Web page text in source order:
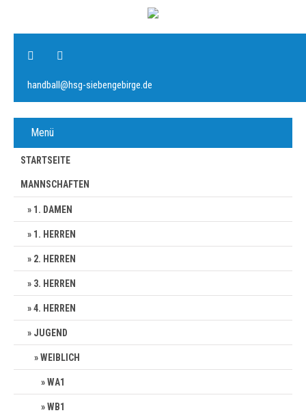
handball@hsg-siebengebirge.de
Menü
STARTSEITE
MANNSCHAFTEN
1. DAMEN
1. HERREN
2. HERREN
3. HERREN
4. HERREN
JUGEND
WEIBLICH
WA1
WB1